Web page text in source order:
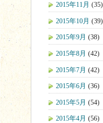
2015年11月 (35)
2015年10月 (39)
2015年9月 (38)
2015年8月 (42)
2015年7月 (42)
2015年6月 (36)
2015年5月 (54)
2015年4月 (56)